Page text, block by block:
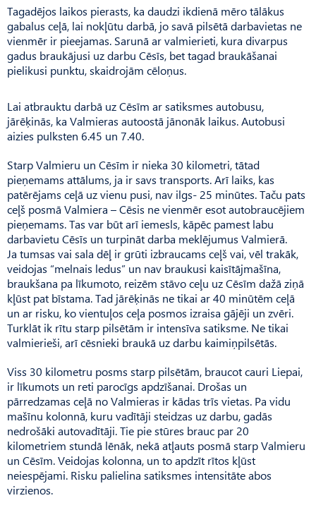
Tagadējos laikos pierasts, ka daudzi ikdienā mēro tālākus
gabalus ceļā, lai nokļūtu darbā, jo savā pilsētā darbavietas ne
vienmēr ir pieejamas. Sarunā ar valmierieti, kura divarpus
gadus braukājusi uz darbu Cēsīs, bet tagad braukāšanai
pielikusi punktu, skaidrojām cēloņus.
Lai atbrauktu darbā uz Cēsīm ar satiksmes autobusu,
jārēķinās, ka Valmieras autoostā jānonāk laikus. Autobusi
aizies pulksten 6.45 un 7.40.
Starp Valmieru un Cēsīm ir nieka 30 kilometri, tātad
pieņemams attālums, ja ir savs transports. Arī laiks, kas
patērējams ceļā uz vienu pusi, nav ilgs- 25 minūtes. Taču pats
ceļš posmā Valmiera – Cēsis ne vienmēr esot autobraucējiem
pieņemams. Tas var būt arī iemesls, kāpēc pamest labu
darbavietu Cēsīs un turpināt darba meklējumus Valmierā.
Ja tumsas vai sala dēļ ir grūti izbraucams ceļš vai, vēl trakāk,
veidojas “melnais ledus” un nav braukusi kaisītājmašīna,
braukšana pa līkumoto, reizēm stāvo ceļu uz Cēsīm dažā ziņā
kļūst pat bīstama. Tad jārēķinās ne tikai ar 40 minūtēm ceļā
un ar risku, ko vientuļos ceļa posmos izraisa gājēji un zvēri.
Turklāt ik rītu starp pilsētām ir intensīva satiksme. Ne tikai
valmierieši, arī cēsnieki braukā uz darbu kaimiņpilsētās.
Viss 30 kilometru posms starp pilsētām, braucot cauri Liepai,
ir līkumots un reti parocīgs apdzīšanai. Drošas un
pārredzamas ceļā no Valmieras ir kādas trīs vietas. Pa vidu
mašīnu kolonnā, kuru vadītāji steidzas uz darbu, gadās
nedrošāki autovadītāji. Tie pie stūres brauc par 20
kilometriem stundā lēnāk, nekā atļauts posmā starp Valmieru
un Cēsīm. Veidojas kolonna, un to apdzīt rītos kļūst
neiespējami. Risku palielina satiksmes intensitāte abos
virzienos.